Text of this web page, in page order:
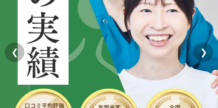
四十肩・五十肩
膝痛・関節痛
股関節の痛み
産後の不調・体型の崩れ
AREA エリアから探す
北海道
札幌エリア（13院）
東北
仙台エリア（4院）
ABOUT US 私たちについて
こころ整体院グループについて
初めての方へ
giversメソッドGIFT
ご予約はこちら
❮ ❯